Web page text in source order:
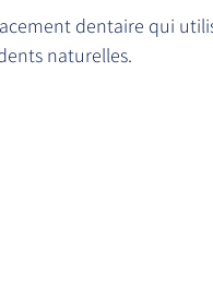
dentaire qui
naturelles.